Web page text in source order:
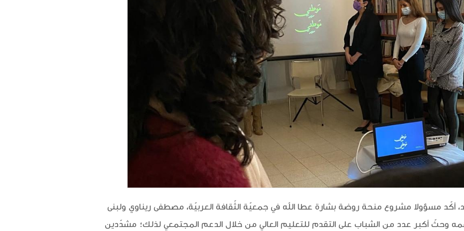
أكّد مسؤولا مشروع منحة روضة بشارة عطا الله في جمعيّة الثّقافة العربيّة، مصطفى ريناوي ولبنى
وحثّ أكبر عدد من الشباب على التقدم للتعليم العالي من خلال الدعم المجتمعي لذلك؛ مشدّدين